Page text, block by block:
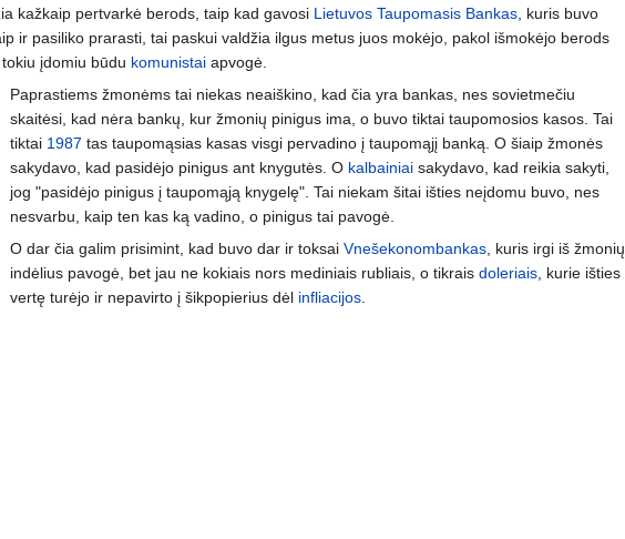
kažkaip pertvarkė berods, taip kad gavosi Lietuvos Taupomasis Bankas , kuris buvo
ir pasiliko prarasti, tai paskui valdžia ilgus metus juos mokėjo, pakol išmokėjo berods
įdomiu būdu komunistai apvogė.
Paprastiems žmonėms tai niekas neaiškino, kad čia yra bankas, nes sovietmečiu
skaitėsi, kad nėra bankų, kur žmonių pinigus ima, o buvo tiktai taupomosios kasos. Tai
tiktai 1987 tas taupomąsias kasas visgi pervadino į taupomąjį banką. O šiaip žmonės
sakydavo, kad pasidėjo pinigus ant knygutės. O kalbainiaisakydavo, kad reikia sakyti,
jog "pasidėjo pinigus į taupomąją knygelę". Tai niekam šitai išties neįdomu buvo, nes
nesvarbu, kaip ten kas ką vadino, o pinigus tai pavogė.
O dar čia galim prisimint, kad buvo dar ir toksai Vnešekonombankas, kuris irgi iš žmonių
indėlius pavogė, bet jau ne kokiais nors mediniais rubliais, o tikrais doleriais, kurie išties
vertę turėjo ir nepavirto į šikpopierius dėl infliacijos.